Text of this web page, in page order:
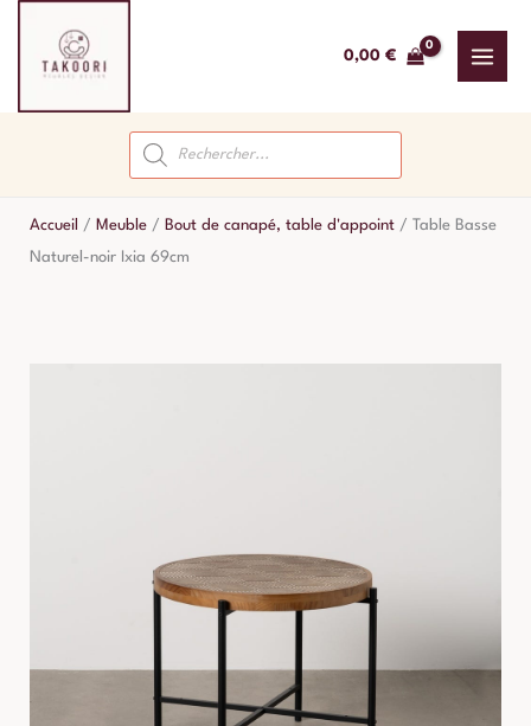
contenu
0,00 €
Recherche
de
produits
Accueil / Meuble / Bout de canapé, table d'appoint / Table Basse
Naturel-noir Ixia 69cm